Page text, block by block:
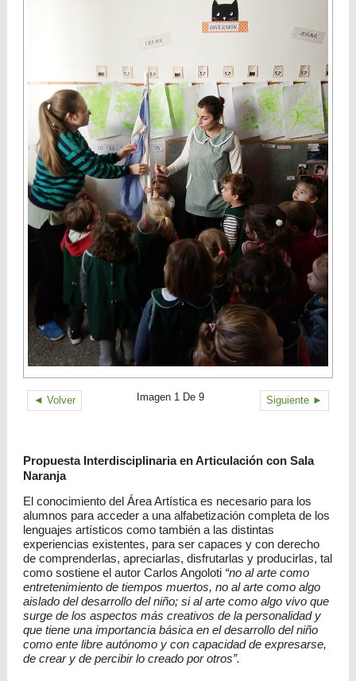
◄ Volver Siguiente ►
Imagen 1 De 9
Propuesta Interdisciplinaria en Articulación con Sala
Naranja
El conocimiento del Área Artística es necesario para los
alumnos para acceder a una alfabetización completa de los
lenguajes artísticos como también a las distintas
experiencias existentes, para ser capaces y con derecho
de comprenderlas, apreciarlas, disfrutarlas y producirlas, tal
como sostiene el autor Carlos Angoloti “no al arte como
entretenimiento de tiempos muertos, no al arte como algo
aislado del desarrollo del niño; si al arte como algo vivo que
surge de los aspectos más creativos de la personalidad y
que tiene una importancia básica en el desarrollo del niño
como ente libre autónomo y con capacidad de expresarse,
de crear y de percibir lo creado por otros”.